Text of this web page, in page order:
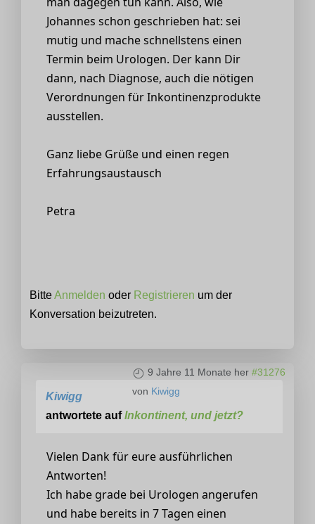
Johannes schon geschrieben hat: sei
mutig und mache schnellstens einen
Termin beim Urologen. Der kann Dir
dann, nach Diagnose, auch die nötigen
Verordnungen für Inkontinenzprodukte
ausstellen.
Ganz liebe Grüße und einen regen
Erfahrungsaustausch
Petra
BitteAnmelden oder Registrieren um der
Konversation beizutreten.
9 Jahre 11 Monate her #31276
von Kiwigg
Kiwigg
antwortete aufInkontinent, und jetzt?
Vielen Dank für eure ausführlichen
Antworten!
Ich habe grade bei Urologen angerufen
und habe bereits in 7 Tagen einen